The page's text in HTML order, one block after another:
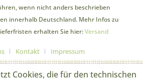
wenn nicht anders beschrieben
innerhalb Deutschland. Mehr Infos zu
erhalten Sie hier:Versand
Kontakt Impressum
Cookies, die für den technischen